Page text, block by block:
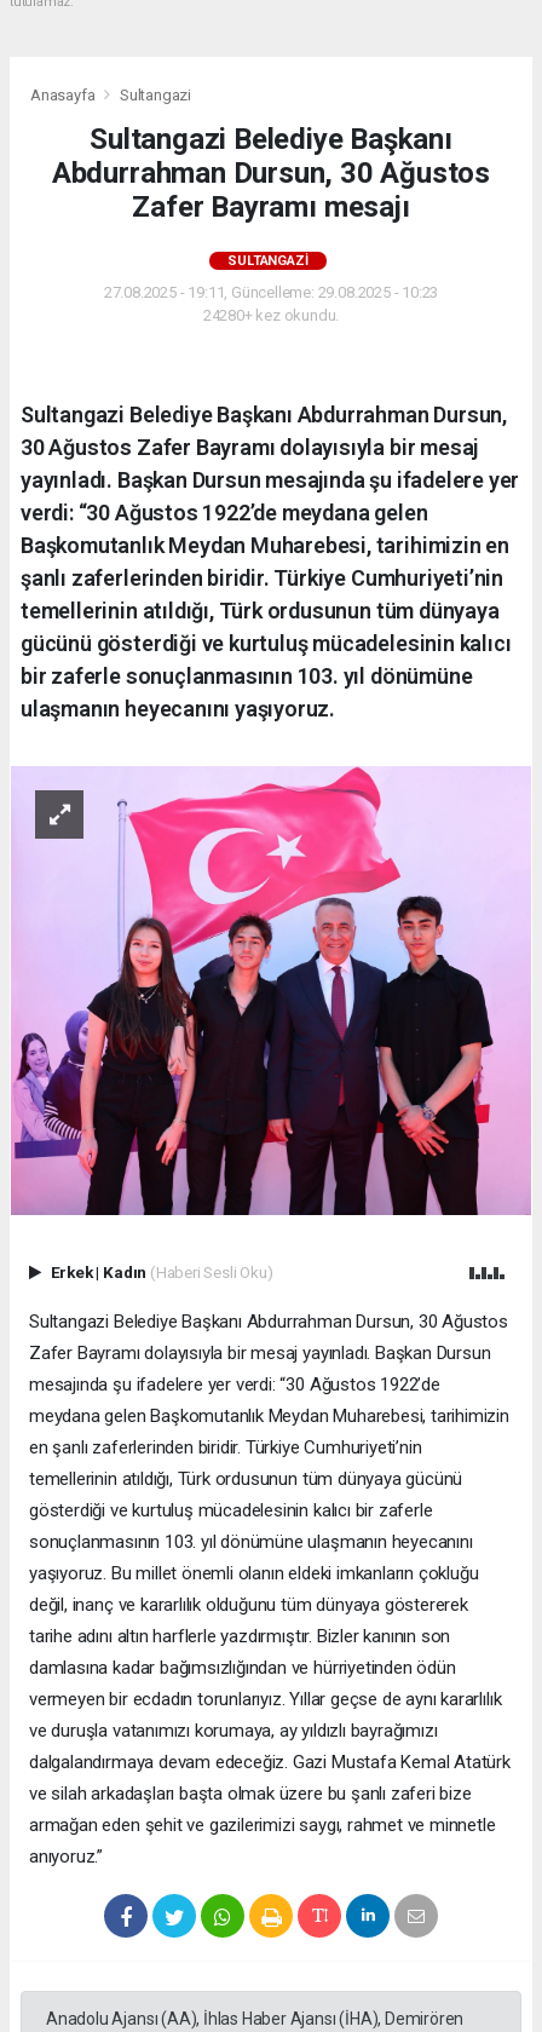
Anasayfa Sultangazi
Sultangazi Belediye Başkanı
Abdurrahman Dursun, 30 Ağustos
Zafer Bayramı mesajı
SULTANGAZI
27.08.2025 - 19:11, Güncelleme: 29.08.2025 - 10:23
24280+ kez okundu.
Sultangazi Belediye Başkanı Abdurrahman Dursun,
30 Ağustos Zafer Bayramı dolayısıyla bir mesaj
yayınladı. Başkan Dursun mesajında şu ifadelere yer
verdi: “30 Ağustos 1922’de meydana gelen
Başkomutanlık Meydan Muharebesi, tarihimizin en
şanlı zaferlerinden biridir. Türkiye Cumhuriyeti’nin
temellerinin atıldığı, Türk ordusunun tüm dünyaya
gücünü gösterdiği ve kurtuluş mücadelesinin kalıcı
bir zaferle sonuçlanmasının 103. yıl dönümüne
ulaşmanın heyecanını yaşıyoruz.
Erkek| Kadın (Haberi Sesli Oku)
Sultangazi Belediye Başkanı Abdurrahman Dursun, 30 Ağustos
Zafer Bayramı dolayısıyla bir mesaj yayınladı. Başkan Dursun
mesajında şu ifadelere yer verdi: “30 Ağustos 1922’de
meydana gelen Başkomutanlık Meydan Muharebesi, tarihimizin
en şanlı zaferlerinden biridir. Türkiye Cumhuriyeti’nin
temellerinin atıldığı, Türk ordusunun tüm dünyaya gücünü
gösterdiği ve kurtuluş mücadelesinin kalıcı bir zaferle
sonuçlanmasının 103. yıl dönümüne ulaşmanın heyecanını
yaşıyoruz. Bu millet önemli olanın eldeki imkanların çokluğu
değil, inanç ve kararlılık olduğunu tüm dünyaya göstererek
tarihe adını altın harflerle yazdırmıştır. Bizler kanının son
damlasına kadar bağımsızlığından ve hürriyetinden ödün
vermeyen bir ecdadın torunlarıyız. Yıllar geçse de aynı kararlılık
ve duruşla vatanımızı korumaya, ay yıldızlı bayrağımızı
dalgalandırmaya devam edeceğiz. Gazi Mustafa Kemal Atatürk
ve silah arkadaşları başta olmak üzere bu şanlı zaferi bize
armağan eden şehit ve gazilerimizi saygı, rahmet ve minnetle
anıyoruz.”
Anadolu Ajansı (AA), İhlas Haber Ajansı (İHA), Demirören